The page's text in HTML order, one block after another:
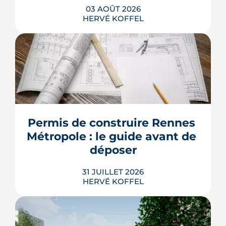
03 AOÛT 2026
HERVÉ KOFFEL
Les taux de crédit se sont stabilisés cet
été, mais au-dessus de leur niveau du
printemps. À Rennes, la hausse des prix
resserrent le budget des acheteurs à la
rentrée 2026.
LIRE L'ARTICLE
Permis de construire Rennes
Métropole : le guide avant de
déposer
31 JUILLET 2026
HERVÉ KOFFEL